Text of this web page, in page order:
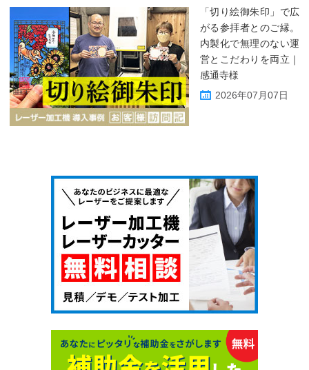
「切り絵御朱印」で広
がる参拝者とのご縁。
内製化で無理のない運
営とこだわりを両立｜
感通寺様
2026年07月07日